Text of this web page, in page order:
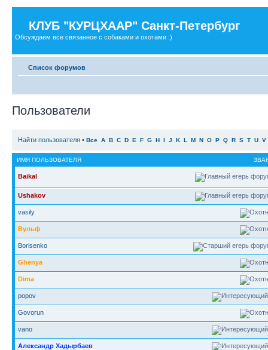
КЛУБ "КУРЦХААР" Санкт-Петербург
Обсуждаем все связанное с собаками и охотами :)
Список форумов
Пользователи
Найти пользователя • Все A B C D E F G H I J K L M N O P Q R S T U V
ИМЯ ПОЛЬЗОВАТЕЛЯ
Baikal
Ushakov
vasily
Вульф
Borisenko
Ghenya
Dima
popov
Govorun
vano
Александр Хадырбаев